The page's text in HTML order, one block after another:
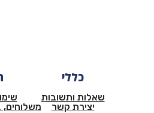
כללי
שאלות ותשובות
יצירת קשר
משלוחים,